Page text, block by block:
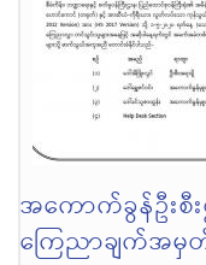
အကောက်ခွန်ဦးစီးဌ
ကြေညာချက်အမှ